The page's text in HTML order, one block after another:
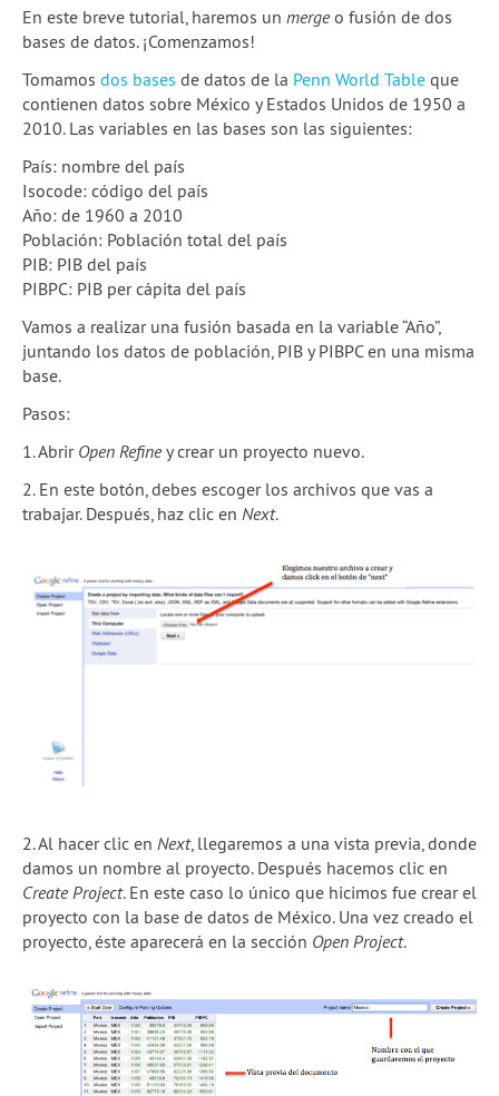
En este breve tutorial, haremos un mergeo fusión de dos
bases de datos. ¡Comenzamos!
Tomamos dos bases de datos de la Penn World Table que
contienen datos sobre México y Estados Unidos de 1950 a
2010. Las variables en las bases son las siguientes:
País: nombre del país
Isocode: código del país
Año: de 1960 a 2010
Población: Población total del país
PIB: PIB del país
PIBPC: PIB per cápita del país
Vamos a realizar una fusión basada en la variable “Año”,
juntando los datos de población, PIB y PIBPC en una misma
base.
Pasos:
1. Abrir Open Refiney crear un proyecto nuevo.
2. En este botón, debes escoger los archivos que vas a
trabajar. Después, haz clic en Next.
2. Al hacer clic en Next, llegaremos a una vista previa, donde
damos un nombre al proyecto. Después hacemos clic en
Create Project. En este caso lo único que hicimos fue crear el
proyecto con la base de datos de México. Una vez creado el
proyecto, éste aparecerá en la sección Open Project.